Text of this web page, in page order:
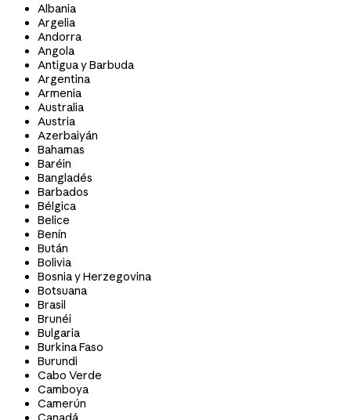
Albania
Argelia
Andorra
Angola
Antigua y Barbuda
Argentina
Armenia
Australia
Austria
Azerbaiyán
Bahamas
Baréin
Bangladés
Barbados
Bélgica
Belice
Benín
Bután
Bolivia
Bosnia y Herzegovina
Botsuana
Brasil
Brunéi
Bulgaria
Burkina Faso
Burundi
Cabo Verde
Camboya
Camerún